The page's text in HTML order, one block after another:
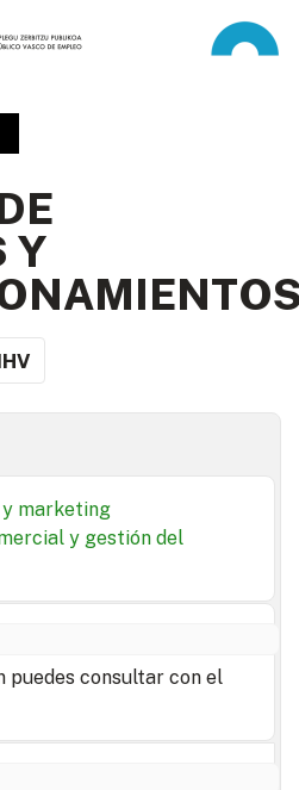
Y
marketing
y gestión del
puedes consultar con el